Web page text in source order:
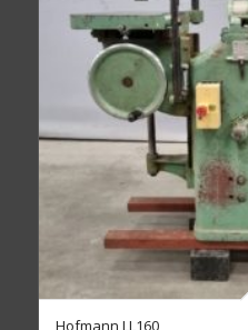
Hofmann LL160